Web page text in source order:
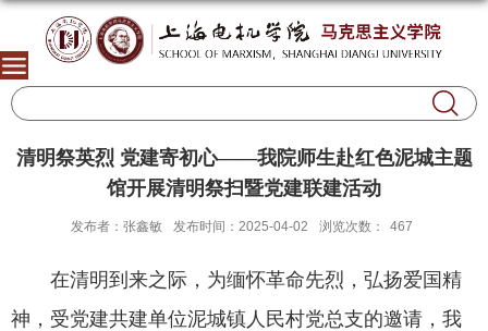
清明祭英烈 党建寄初心——我院师生赴红色泥城主题
馆开展清明祭扫暨党建联建活动
发布者：张鑫敏 发布时间：2025-04-02 浏览次数： 467
在清明到来之际，为缅怀革命先烈，弘扬爱国精
神，受党建共建单位泥城镇人民村党总支的邀请，我